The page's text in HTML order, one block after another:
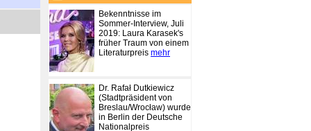
Bekenntnisse im
Sommer-Interview, Juli
2019: Laura Karasek's
früher Traum von einem
Literaturpreis mehr
Dr. Rafał Dutkiewicz
(Stadtpräsident von
Breslau/Wrocław) wurde
in Berlin der Deutsche
Nationalpreis